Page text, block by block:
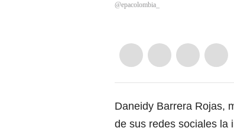
@epacolombia_
Daneidy Barrera Rojas,
de sus redes sociales la